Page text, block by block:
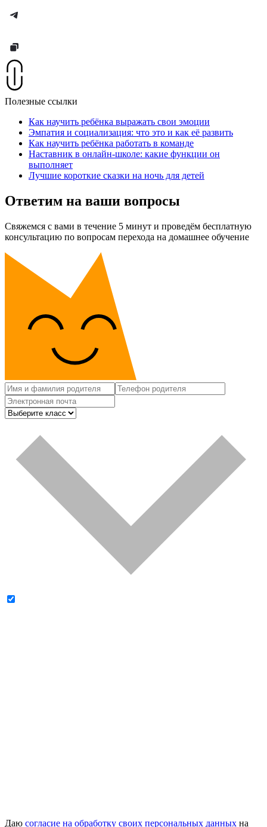
Полезные ссылки
Как научить ребёнка выражать свои эмоции
Эмпатия и социализация: что это и как её развить
Как научить ребёнка работать в команде
Наставник в онлайн-школе: какие функции он
выполняет
Лучшие короткие сказки на ночь для детей
Ответим на ваши вопросы
Свяжемся с вами в течение 5 минут и проведём бесплатную
консультацию по вопросам перехода на домашнее обучение
Даю согласие на обработку своих персональных данных на